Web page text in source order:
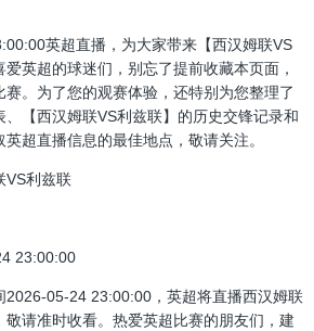
英超直播，为大家带来【西汉姆联VS
英超的球迷们，别忘了提前收藏本页面，
。为了您的观赛体验，还特别为您整理了
、【西汉姆联VS利兹联】的历史交锋记录和
超直播信息的最佳地点，敬请关注。
VS利兹联
23:00:00
2026-05-24 23:00:00，英超将直播西汉姆联
请准时收看。热爱英超比赛的朋友们，建